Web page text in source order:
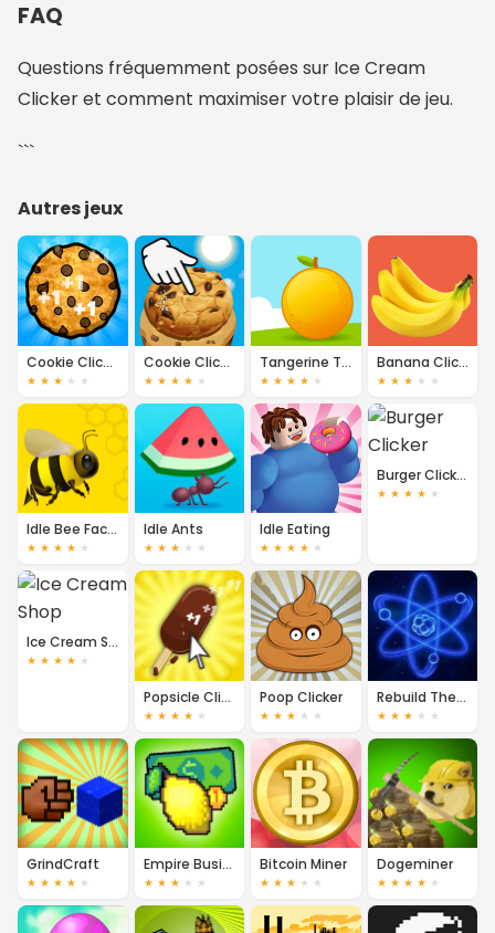
FAQ
Questions fréquemment posées sur Ice Cream
Clicker et comment maximiser votre plaisir de jeu.
```
Autres jeux
Cookie Clicker
★ ★ ★ ★ ★
Cookie Clicker 2
★ ★ ★ ★ ★
Tangerine Tycoon
★ ★ ★ ★ ★
Banana Clicker
★ ★ ★ ★ ★
Idle Bee Factory
★ ★ ★ ★ ★
Idle Ants
★ ★ ★ ★ ★
Idle Eating
★ ★ ★ ★ ★
Burger Clicker
★ ★ ★ ★ ★
Ice Cream Shop
★ ★ ★ ★ ★
Popsicle Clicker
★ ★ ★ ★ ★
Poop Clicker
★ ★ ★ ★ ★
Rebuild The Universe
★ ★ ★ ★ ★
GrindCraft
★ ★ ★ ★ ★
Empire Business
★ ★ ★ ★ ★
Bitcoin Miner
★ ★ ★ ★ ★
Dogeminer
★ ★ ★ ★ ★